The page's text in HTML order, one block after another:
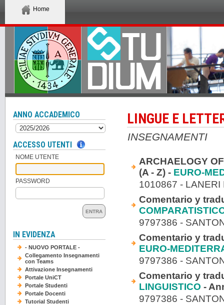
Home
LINGUE E
INSEGNAMENTI
ARCHAELOGY
(A - Z) - EURO-
1010867 - LANERI
Comentario y
9797386 -
Comentario y
EURO-
9797386 -
Comentario y
LINGUISTICO -
9797386 -
ANNO ACCADEMICO
ACCESSO UTENTI
NOME UTENTE
PASSWORD
ENTRA
IN EVIDENZA
- NUOVO PORTALE -
Collegamento Insegnamenti
con Teams
Attivazione Insegnamenti
Portale UniCT
Portale Studenti
Portale Docenti
Tutorial Studenti